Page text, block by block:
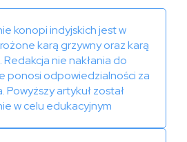
konopi indyjskich jest w
karą grzywny oraz karą
nie nakłania do
ponosi odpowiedzialności za
Powyższy artykuł został
w celu edukacyjnym